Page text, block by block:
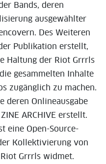
Bands, deren
ausgewählter
Des Weiteren
Publikation erstellt,
Haltung der Riot Grrrls
gesammelten Inhalte
zugänglich zu machen.
deren Onlineausgabe
ARCHIVE erstellt.
eine Open-Source-
Kollektivierung von
Grrrls widmet.